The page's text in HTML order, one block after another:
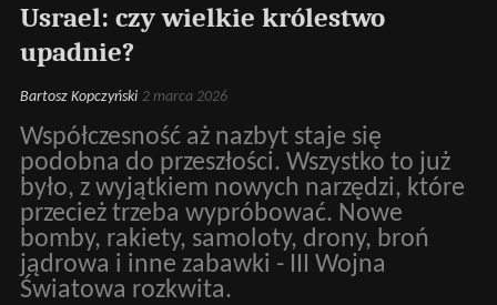
Usrael: czy wielkie królestwo
upadnie?
Bartosz Kopczyński 2 marca 2026
Współczesność aż nazbyt staje się
podobna do przeszłości. Wszystko to już
było, z wyjątkiem nowych narzędzi, które
przecież trzeba wypróbować. Nowe
bomby, rakiety, samoloty, drony, broń
jądrowa i inne zabawki - III Wojna
Światowa rozkwita.